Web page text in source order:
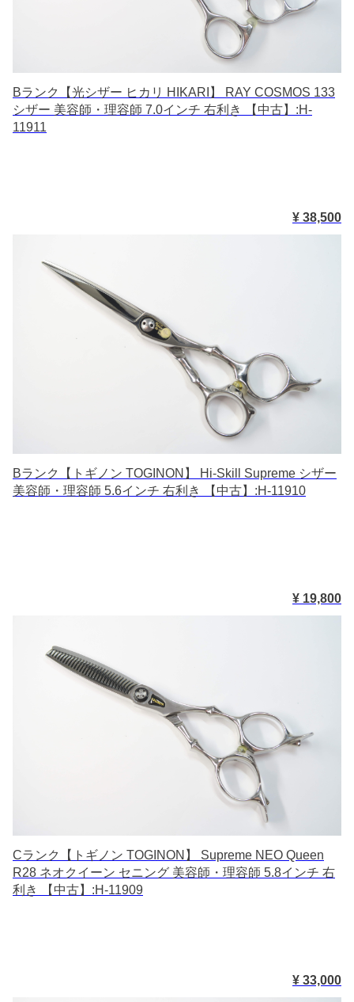
Bランク【光シザー ヒカリ HIKARI】 RAY COSMOS 133
シザー 美容師・理容師 7.0インチ 右利き 【中古】:H-
11911
¥ 38,500
Bランク【トギノン TOGINON】 Hi-Skill Supreme シザー
美容師・理容師 5.6インチ 右利き 【中古】:H-11910
¥ 19,800
Cランク【トギノン TOGINON】 Supreme NEO Queen
R28 ネオクイーン セニング 美容師・理容師 5.8インチ 右
利き 【中古】:H-11909
¥ 33,000